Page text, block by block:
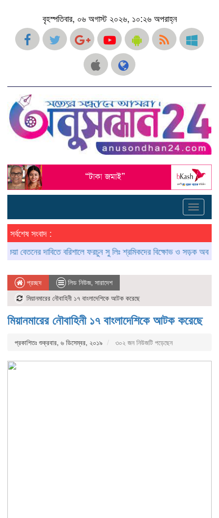
বৃহস্পতিবার, ০৬ অগাস্ট ২০২৬, ১০:২৬ অপরাহ্ন
Toggle
সর্বশেষ সংবাদ :
দাবিতে বরিশালে ফরচুন সু লিঃ শ্রমিকদের বিক্ষোভ ও সড়ক অবরোধ
প্রচ্ছদ লিড নিউজ, সারাদেশ
মিয়ানমারের নৌবাহিনী ১৭ বাংলাদেশিকে আটক করেছে
মিয়ানমারের নৌবাহিনী ১৭ বাংলাদেশিকে আটক করেছে
প্রকাশিতঃ শুক্রবার, ৬ ডিসেম্বর, ২০১৯ ৩০২ জন নিউজটি পড়েছেন